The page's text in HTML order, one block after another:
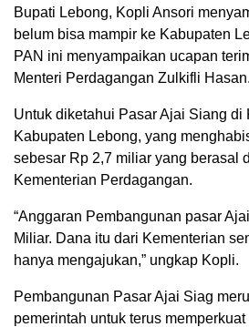
Bupati Lebong, Kopli Ansori
belum bisa mampir ke Kabupaten
PAN ini menyampaikan ucapan
Menteri Perdagangan Zulkifli Hasan.
Untuk diketahui Pasar Ajai Siang di
Kabupaten Lebong, yang
sebesar Rp 2,7 miliar yang berasal
Kementerian Perdagangan.
“Anggaran Pembangunan pasar
Miliar. Dana itu dari Kementerian
hanya mengajukan,” ungkap Kopli.
Pembangunan Pasar Ajai Siag
pemerintah untuk terus